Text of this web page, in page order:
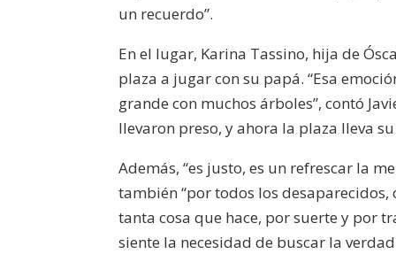
un recuerdo”.
En el lugar, Karina Tassino, hija de
plaza a jugar con su papá. “Esa
grande con muchos árboles”, contó
llevaron preso, y ahora la plaza lleva
Además, “es justo, es un refrescar la
también “por todos los
tanta cosa que hace, por suerte y por
siente la necesidad de buscar la